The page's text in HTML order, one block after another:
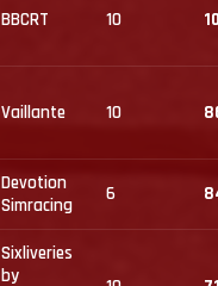
BBCRT 10
Vaillante 10
Devotion
Simracing
6
Sixliveries
by